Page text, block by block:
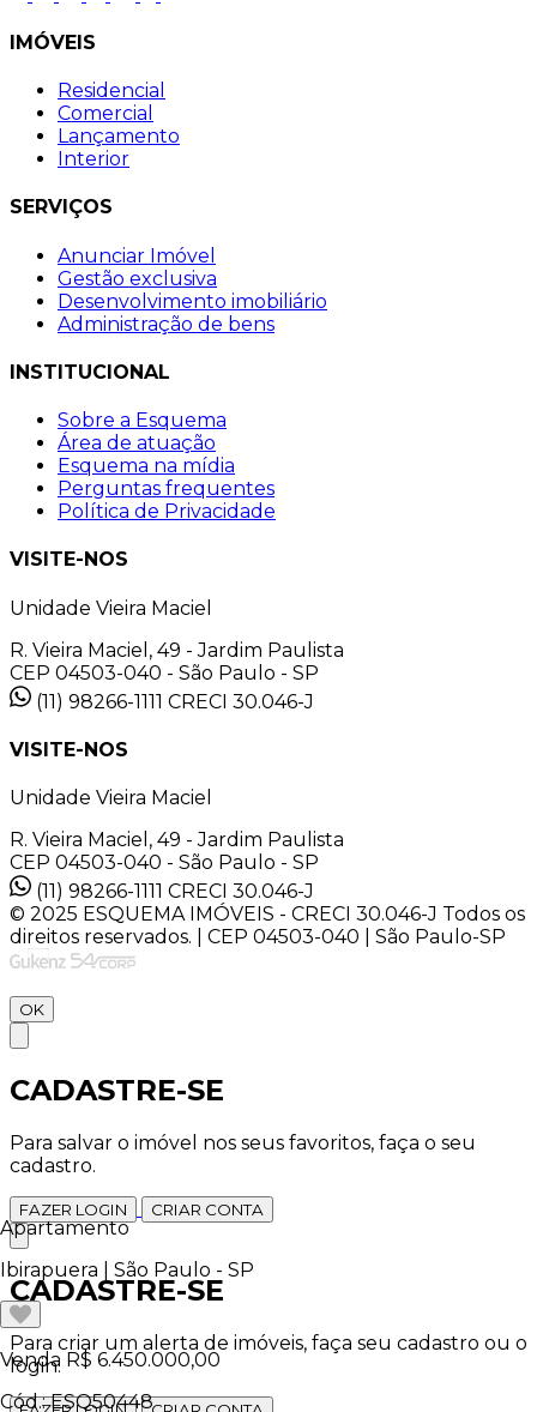
Apartamento
Ibirapuera | São Paulo - SP
Venda R$ 6.450.000,00
Cód.: ESQ50448
IMÓVEIS
Residencial
Comercial
Lançamento
Interior
SERVIÇOS
Anunciar Imóvel
Gestão exclusiva
Desenvolvimento imobiliário
Administração de bens
INSTITUCIONAL
Sobre a Esquema
Área de atuação
Esquema na mídia
Perguntas frequentes
Política de Privacidade
VISITE-NOS
Unidade Vieira Maciel
R. Vieira Maciel, 49 - Jardim Paulista
CEP 04503-040 - São Paulo - SP
(11) 98266-1111 CRECI 30.046-J
VISITE-NOS
Unidade Vieira Maciel
R. Vieira Maciel, 49 - Jardim Paulista
CEP 04503-040 - São Paulo - SP
(11) 98266-1111 CRECI 30.046-J
© 2025 ESQUEMA IMÓVEIS - CRECI 30.046-J Todos os
direitos reservados. | CEP 04503-040 | São Paulo-SP
OK
CADASTRE-SE
Para salvar o imóvel nos seus favoritos, faça o seu
cadastro.
FAZER LOGIN CRIAR CONTA
CADASTRE-SE
Para criar um alerta de imóveis, faça seu cadastro ou o
login.